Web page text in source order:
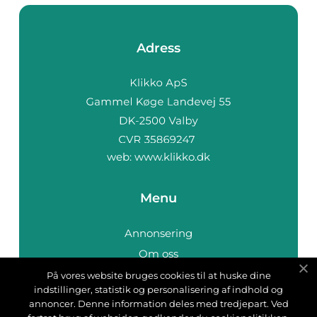
Adress
web: www.klikko.dk
Menu
Annonsering
Om oss
Cookies
Kontakta oss
På vores website bruges cookies til at huske dine
indstillinger, statistik og personalisering af indhold og
annoncer. Denne information deles med tredjepart. Ved